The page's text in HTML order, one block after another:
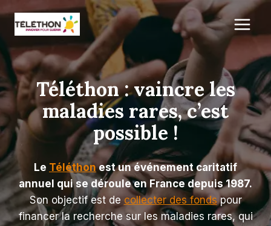
Téléthon : vaincre les
maladies rares, c’est
possible !
Le Téléthonest un événement caritatif
annuel qui se déroule en France depuis 1987.
Son objectif est de collecter des fondspour
financer la recherche sur les maladies rares, qui